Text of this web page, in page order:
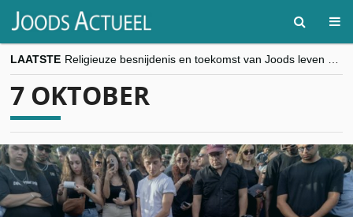
LAATSTE
“Besnijdenisdebat toont hoe moeilijk seculiere Westen minderheden begrijpt”, Jinnih Beels (Vooruit)
7 OKTOBER